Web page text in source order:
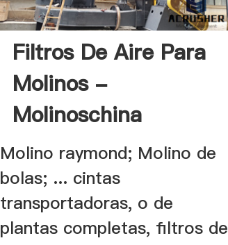
Filtros De Aire Para
Molinos -
Molinoschina
Molino raymond; Molino de
bolas; ... cintas
transportadoras, o de
plantas completas, filtros de